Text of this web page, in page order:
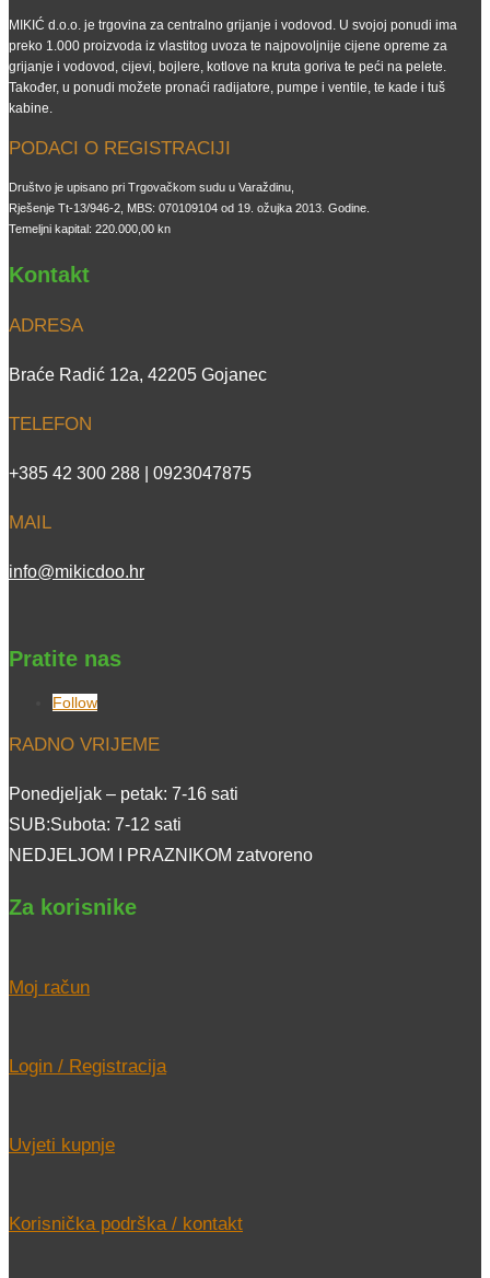
MIKIĆ d.o.o. je trgovina za centralno grijanje i vodovod. U svojoj ponudi ima
preko 1.000 proizvoda iz vlastitog uvoza te najpovoljnije cijene opreme za
grijanje i vodovod, cijevi, bojlere, kotlove na kruta goriva te peći na pelete.
Također, u ponudi možete pronaći radijatore, pumpe i ventile, te kade i tuš
kabine.
PODACI O REGISTRACIJI
Društvo je upisano pri Trgovačkom sudu u Varaždinu,
Rješenje Tt-13/946-2, MBS: 070109104 od 19. ožujka 2013. Godine.
Temeljni kapital: 220.000,00 kn
Kontakt
ADRESA
Braće Radić 12a, 42205 Gojanec
TELEFON
+385 42 300 288 | 0923047875
MAIL
info@mikicdoo.hr
Pratite nas
Follow
RADNO VRIJEME
Ponedjeljak – petak: 7-16 sati
SUB:Subota: 7-12 sati
NEDJELJOM I PRAZNIKOM zatvoreno
Za korisnike
Moj račun
Login / Registracija
Uvjeti kupnje
Korisnička podrška / kontakt